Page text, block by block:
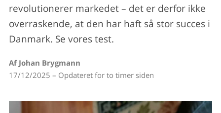
revolutionerer markedet – det er derfor ikke
overraskende, at den har haft så stor succes i
Danmark. Se vores test.
Af Johan Brygmann
17/12/2025 – Opdateret for to timer siden